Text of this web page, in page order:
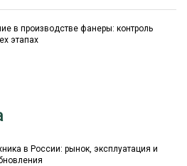
в производстве фанеры: контроль
этапах
в России: рынок, эксплуатация и